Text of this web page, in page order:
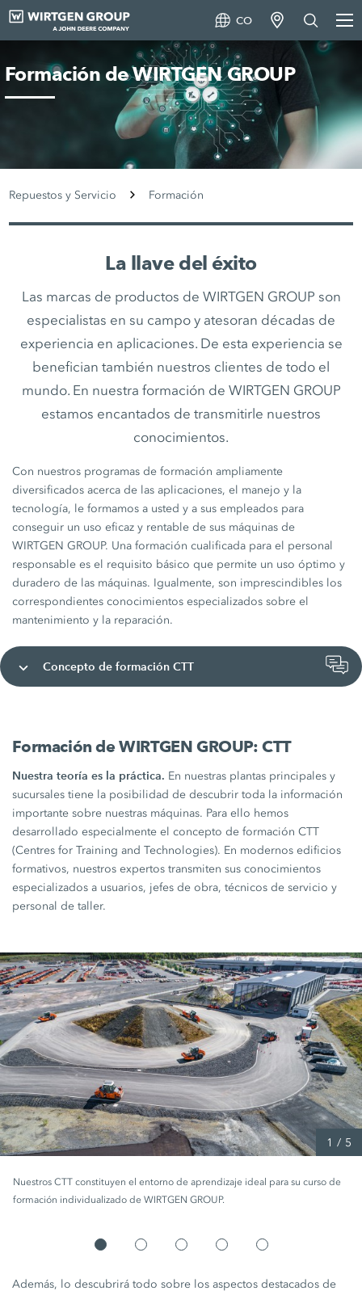
CO
Formación de WIRTGEN GROUP
Repuestos y Servicio Formación
La llave del éxito
Las marcas de productos de WIRTGEN GROUP son
especialistas en su campo y atesoran décadas de
experiencia en aplicaciones. De esta experiencia se
benefician también nuestros clientes de todo el
mundo. En nuestra formación de WIRTGEN GROUP
estamos encantados de transmitirle nuestros
conocimientos.
Con nuestros programas de formación ampliamente
diversificados acerca de las aplicaciones, el manejo y la
tecnología, le formamos a usted y a sus empleados para
conseguir un uso eficaz y rentable de sus máquinas de
WIRTGEN GROUP. Una formación cualificada para el personal
responsable es el requisito básico que permite un uso óptimo y
duradero de las máquinas. Igualmente, son imprescindibles los
correspondientes conocimientos especializados sobre el
mantenimiento y la reparación.
Concepto de formación CTT
Formación de WIRTGEN GROUP: CTT
Nuestra teoría es la práctica. En nuestras plantas principales y
sucursales tiene la posibilidad de descubrir toda la información
importante sobre nuestras máquinas. Para ello hemos
desarrollado especialmente el concepto de formación CTT
(Centres for Training and Technologies). En modernos edificios
formativos, nuestros expertos transmiten sus conocimientos
especializados a usuarios, jefes de obra, técnicos de servicio y
personal de taller.
Nuestros CTT constituyen el entorno de aprendizaje ideal para su curso de
formación individualizado de WIRTGEN GROUP.
1 / 5
Además, lo descubrirá todo sobre los aspectos destacados de